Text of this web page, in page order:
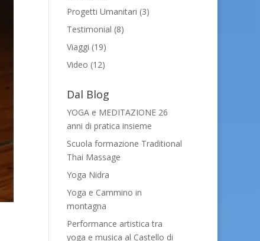
Progetti Umanitari (3)
Testimonial (8)
Viaggi (19)
Video (12)
Dal Blog
YOGA e MEDITAZIONE 26
anni di pratica insieme
Scuola formazione Traditional
Thai Massage
Yoga Nidra
Yoga e Cammino in
montagna
Performance artistica tra
yoga e musica al Castello di